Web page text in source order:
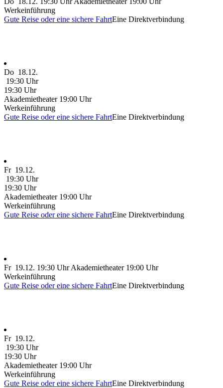
Werkeinführung
Gute Reise oder eine sichere FahrtEine Direktverbindung
Do 18.12.
19:30 Uhr
19:30 Uhr
Akademietheater 19:00 Uhr
Werkeinführung
Gute Reise oder eine sichere FahrtEine Direktverbindung
Fr 19.12.
19:30 Uhr
19:30 Uhr
Akademietheater 19:00 Uhr
Werkeinführung
Gute Reise oder eine sichere FahrtEine Direktverbindung
Fr 19.12. 19:30 Uhr Akademietheater 19:00 Uhr
Werkeinführung
Gute Reise oder eine sichere FahrtEine Direktverbindung
Fr 19.12.
19:30 Uhr
19:30 Uhr
Akademietheater 19:00 Uhr
Werkeinführung
Gute Reise oder eine sichere FahrtEine Direktverbindung